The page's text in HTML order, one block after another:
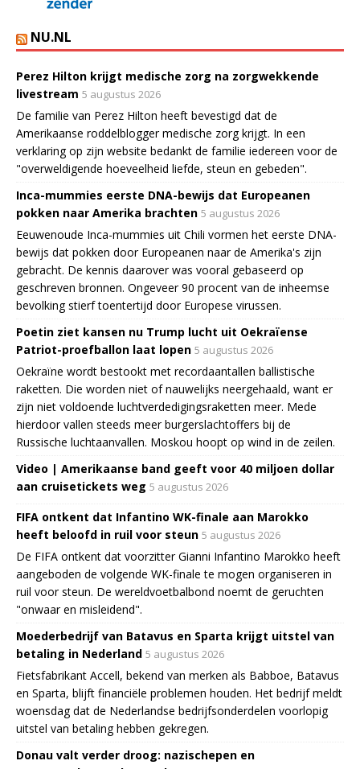
NU.NL
Perez Hilton krijgt medische zorg na zorgwekkende
livestream 5 augustus 2026
De familie van Perez Hilton heeft bevestigd dat de
Amerikaanse roddelblogger medische zorg krijgt. In een
verklaring op zijn website bedankt de familie iedereen voor de
"overweldigende hoeveelheid liefde, steun en gebeden".
Inca-mummies eerste DNA-bewijs dat Europeanen
pokken naar Amerika brachten 5 augustus 2026
Eeuwenoude Inca-mummies uit Chili vormen het eerste DNA-
bewijs dat pokken door Europeanen naar de Amerika's zijn
gebracht. De kennis daarover was vooral gebaseerd op
geschreven bronnen. Ongeveer 90 procent van de inheemse
bevolking stierf toentertijd door Europese virussen.
Poetin ziet kansen nu Trump lucht uit Oekraïense
Patriot-proefballon laat lopen 5 augustus 2026
Oekraïne wordt bestookt met recordaantallen ballistische
raketten. Die worden niet of nauwelijks neergehaald, want er
zijn niet voldoende luchtverdedigingsraketten meer. Mede
hierdoor vallen steeds meer burgerslachtoffers bij de
Russische luchtaanvallen. Moskou hoopt op wind in de zeilen.
Video | Amerikaanse band geeft voor 40 miljoen dollar
aan cruisetickets weg 5 augustus 2026
FIFA ontkent dat Infantino WK-finale aan Marokko
heeft beloofd in ruil voor steun 5 augustus 2026
De FIFA ontkent dat voorzitter Gianni Infantino Marokko heeft
aangeboden de volgende WK-finale te mogen organiseren in
ruil voor steun. De wereldvoetbalbond noemt de geruchten
"onwaar en misleidend".
Moederbedrijf van Batavus en Sparta krijgt uitstel van
betaling in Nederland 5 augustus 2026
Fietsfabrikant Accell, bekend van merken als Babboe, Batavus
en Sparta, blijft financiële problemen houden. Het bedrijf meldt
woensdag dat de Nederlandse bedrijfsonderdelen voorlopig
uitstel van betaling hebben gekregen.
Donau valt verder droog: nazischepen en